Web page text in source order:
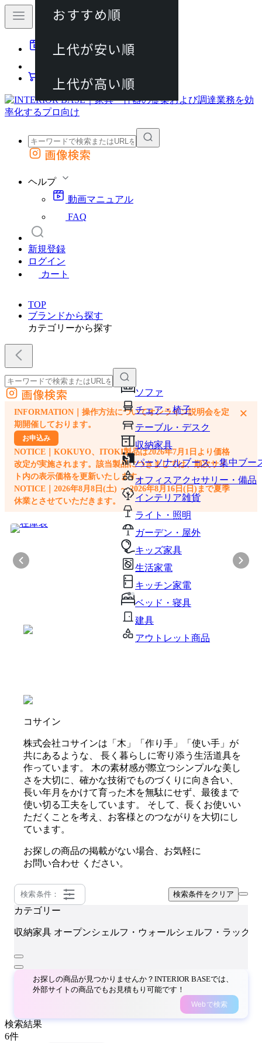
動画マニュアル
カート
外部サイトの商品をカートに追加
画像検索
ヘルプ
動画マニュアル
FAQ
新規登録
ログイン
カート
TOP
ブランドから探す
カテゴリーから探す
ソファ
チェア・椅子
テーブル・デスク
収納家具
パーソナルブース・集中ブー
オフィスアクセサリー・備品
インテリア雑貨
ライト・照明
ガーデン・屋外
キッズ家具
生活家電
キッチン家電
ベッド・寝具
建具
アウトレット商品
外部サイトの商品をカートに追加
他のサイトで見つけた商品ページのURLを貼り付けて、カートに追加できます
画像検索
INFORMATION｜操作方法についてオンライン説明会を定
期開催しております。
お申込み
NOTICE｜KOKUYO、ITOKI製品は2026年7月1日より価格
改定が実施されます。該当製品につきましては、順次サイ
ト内の表示価格を更新いたします。
NOTICE｜2026年8月8日(土) ～ 2026年8月16日(日)まで夏季
休業とさせていただきます。
×
コサイン
株式会社コサインは「木」「作り手」「使い手」が
共にあるような、 長く暮らしに寄り添う生活道具を
作っています。 木の素材感が際立つシンプルな美し
さを大切に、確かな技術でものづくりに向き合い、
長い年月をかけて育った木を無駄にせず、最後まで
使い切る工夫をしています。 そして、長くお使いい
ただくことを考え、お客様とのつながりを大切にし
ています。
お探しの商品の掲載がない場合、お気軽に
お問い合わせ ください。
検索条件： 検索条件をクリア
カテゴリー
収納家具 オープンシェルフ・ウォールシェルフ・ラック
お探しの商品が見つかりませんか？INTERIOR BASEでは、
外部サイトの商品でもお見積もり可能です！
Webで検索
検索結果
6件
おすすめ順
上代が安い順
上代が高い順